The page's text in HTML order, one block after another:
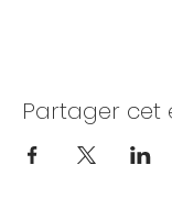
Partager cet